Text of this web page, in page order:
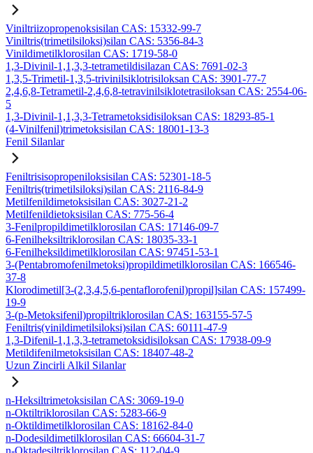
Viniltriizopropenoksisilan CAS: 15332-99-7
Viniltris(trimetilsiloksi)silan CAS: 5356-84-3
Vinildimetilklorosilan CAS: 1719-58-0
1,3-Divinil-1,1,3,3-tetrametildisilazan CAS: 7691-02-3
1,3,5-Trimetil-1,3,5-trivinilsiklotrisiloksan CAS: 3901-77-7
2,4,6,8-Tetrametil-2,4,6,8-tetravinilsiklotetrasiloksan CAS: 2554-06-
5
1,3-Divinil-1,1,3,3-Tetrametoksidisiloksan CAS: 18293-85-1
(4-Vinilfenil)trimetoksisilan CAS: 18001-13-3
Fenil Silanlar
Feniltrisisopropeniloksisilan CAS: 52301-18-5
Feniltris(trimetilsiloksi)silan CAS: 2116-84-9
Metilfenildimetoksisilan CAS: 3027-21-2
Metilfenildietoksisilan CAS: 775-56-4
3-Fenilpropildimetilklorosilan CAS: 17146-09-7
6-Fenilheksiltriklorosilan CAS: 18035-33-1
6-Fenilheksildimetilklorosilan CAS: 97451-53-1
3-(Pentabromofenilmetoksi)propildimetilklorosilan CAS: 166546-
37-8
Klorodimetil[3-(2,3,4,5,6-pentaflorofenil)propil]silan CAS: 157499-
19-9
3-(p-Metoksifenil)propiltriklorosilan CAS: 163155-57-5
Feniltris(vinildimetilsiloksi)silan CAS: 60111-47-9
1,3-Difenil-1,1,3,3-tetrametoksidisiloksan CAS: 17938-09-9
Metildifenilmetoksisilan CAS: 18407-48-2
Uzun Zincirli Alkil Silanlar
n-Heksiltrimetoksisilan CAS: 3069-19-0
n-Oktiltriklorosilan CAS: 5283-66-9
n-Oktildimetilklorosilan CAS: 18162-84-0
n-Dodesildimetilklorosilan CAS: 66604-31-7
n-Oktadesiltriklorosilan CAS: 112-04-9